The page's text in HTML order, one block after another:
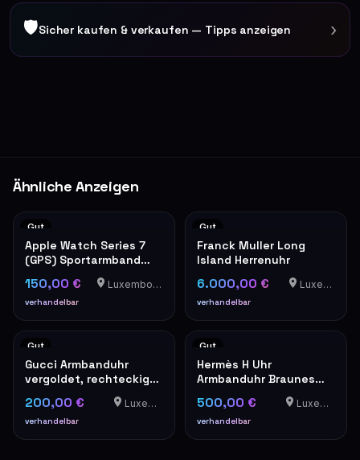
🛡Sicher kaufen & verkaufen — Tipps anzeigen ›
Ähnliche Anzeigen
Gut
Apple Watch Series 7
(GPS) Sportarmband
150,00 €
verhandelbar
Luxembourg-Cents
Gut
Franck Muller Long
Island Herrenuhr
6.000,00 €
verhandelbar
Luxemburg
Gut
Gucci Armbanduhr
vergoldet, rechteckiges
200,00 €
verhandelbar
Luxemburg
Gut
Hermès H Uhr
Armbanduhr Braunes
500,00 €
verhandelbar
Luxemburg